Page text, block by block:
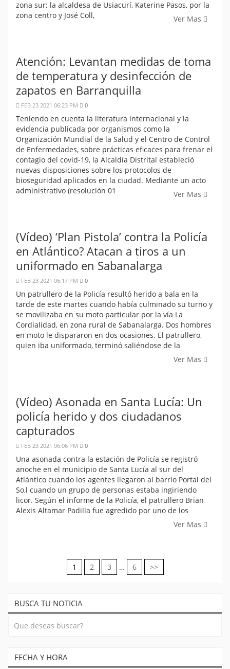
zona sur; la alcaldesa de Usiacurí, Katerine Pasos, por la
zona centro y José Coll,
Ver Mas
Atención: Levantan medidas de toma
de temperatura y desinfección de
zapatos en Barranquilla
FEB 23 2021 06:23 PM 0
Teniendo en cuenta la literatura internacional y la
evidencia publicada por organismos como la
Organización Mundial de la Salud y el Centro de Control
de Enfermedades, sobre prácticas eficaces para frenar el
contagio del covid-19, la Alcaldía Distrital estableció
nuevas disposiciones sobre los protocolos de
bioseguridad aplicados en la ciudad. Mediante un acto
administrativo (resolución 01
Ver Mas
(Vídeo) ‘Plan Pistola’ contra la Policía
en Atlántico? Atacan a tiros a un
uniformado en Sabanalarga
FEB 23 2021 06:17 PM 0
Un patrullero de la Policía resultó herido a bala en la
tarde de este martes cuando había culminado su turno y
se movilizaba en su moto particular por la vía La
Cordialidad, en zona rural de Sabanalarga. Dos hombres
en moto le dispararon en dos ocasiones. El patrullero,
quien iba uniformado, terminó saliéndose de la
Ver Mas
(Vídeo) Asonada en Santa Lucía: Un
policía herido y dos ciudadanos
capturados
FEB 23 2021 06:06 PM 0
Una asonada contra la estación de Policía se registró
anoche en el municipio de Santa Lucía al sur del
Atlántico cuando los agentes llegaron al barrio Portal del
So,l cuando un grupo de personas estaba ingiriendo
licor. Según el informe de la Policía, el patrullero Brian
Alexis Altamar Padilla fue agredido por uno de los
Ver Mas
Navegación
de
entradas
1 2 3 … 6 >>
BUSCA TU NOTICIA
FECHA Y HORA